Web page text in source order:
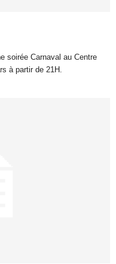
soirée Carnaval au Centre
à partir de 21H.